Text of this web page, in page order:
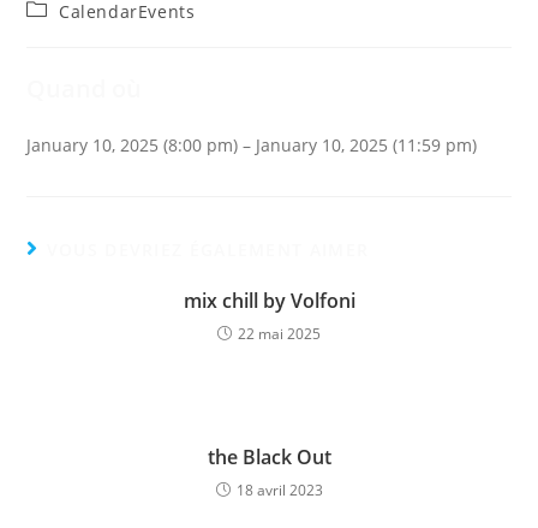
la
PostCalendarEvents
January 10, 2025 (8:00 pm) – January 10, 2025 (11:59 pm)
mix chill by Volfoni
22 mai 2025
the Black Out
18 avril 2023